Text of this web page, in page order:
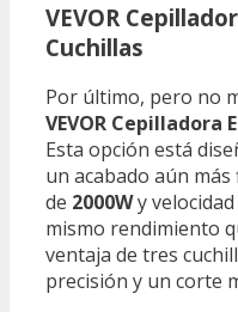
VEVOR
Cuchillas
Por último, pero no
VEVOR Cepilladora
Esta opción está
un acabado aún
de 2000Wy velocidad
mismo rendimiento
ventaja de tres
precisión y un corte